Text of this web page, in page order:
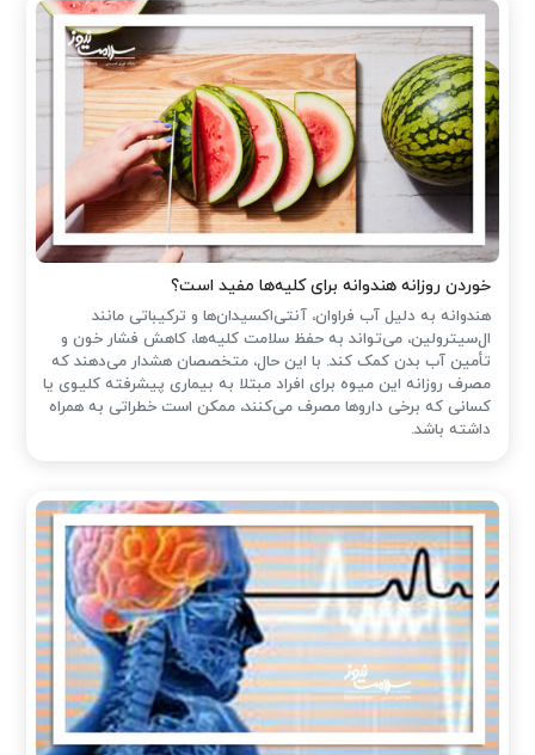
خوردن روزانه هندوانه برای کلیه‌ها مفید است؟
هندوانه به دلیل آب فراوان، آنتی‌اکسیدان‌ها و ترکیباتی مانند
ال‌سیترولین، می‌تواند به حفظ سلامت کلیه‌ها، کاهش فشار خون و
تأمین آب بدن کمک کند. با این حال، متخصصان هشدار می‌دهند که
مصرف روزانه این میوه برای افراد مبتلا به بیماری پیشرفته کلیوی یا
کسانی که برخی داروها مصرف می‌کنند، ممکن است خطراتی به همراه
داشته باشد.